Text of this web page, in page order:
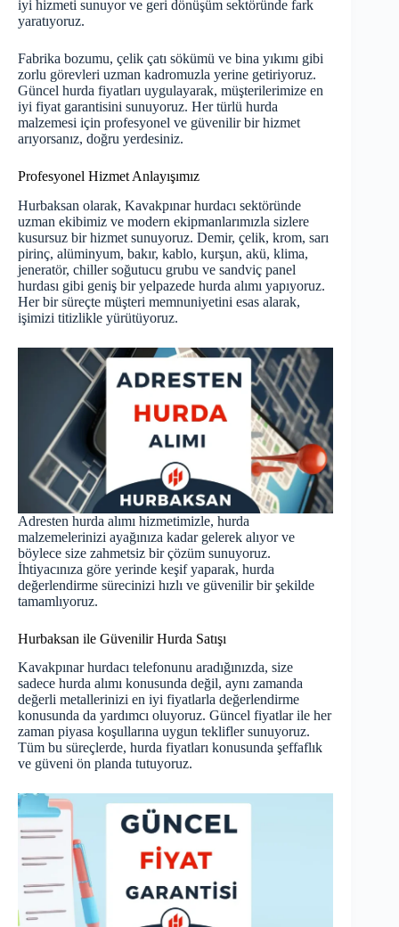
iyi hizmeti sunuyor ve geri dönüşüm sektöründe fark
yaratıyoruz.
Fabrika bozumu, çelik çatı sökümü ve bina yıkımı gibi
zorlu görevleri uzman kadromuzla yerine getiriyoruz.
Güncel hurda fiyatları uygulayarak, müşterilerimize en
iyi fiyat garantisini sunuyoruz. Her türlü hurda
malzemesi için profesyonel ve güvenilir bir hizmet
arıyorsanız, doğru yerdesiniz.
Profesyonel Hizmet Anlayışımız
Hurbaksan olarak, Kavakpınar hurdacı sektöründe
uzman ekibimiz ve modern ekipmanlarımızla sizlere
kusursuz bir hizmet sunuyoruz. Demir, çelik, krom, sarı
pirinç, alüminyum, bakır, kablo, kurşun, akü, klima,
jeneratör, chiller soğutucu grubu ve sandviç panel
hurdası gibi geniş bir yelpazede hurda alımı yapıyoruz.
Her bir süreçte müşteri memnuniyetini esas alarak,
işimizi titizlikle yürütüyoruz.
Adresten hurda alımı hizmetimizle, hurda
malzemelerinizi ayağınıza kadar gelerek alıyor ve
böylece size zahmetsiz bir çözüm sunuyoruz.
İhtiyacınıza göre yerinde keşif yaparak, hurda
değerlendirme sürecinizi hızlı ve güvenilir bir şekilde
tamamlıyoruz.
Hurbaksan ile Güvenilir Hurda Satışı
Kavakpınar hurdacı telefonunu aradığınızda, size
sadece hurda alımı konusunda değil, aynı zamanda
değerli metallerinizi en iyi fiyatlarla değerlendirme
konusunda da yardımcı oluyoruz. Güncel fiyatlar ile her
zaman piyasa koşullarına uygun teklifler sunuyoruz.
Tüm bu süreçlerde, hurda fiyatları konusunda şeffaflık
ve güveni ön planda tutuyoruz.